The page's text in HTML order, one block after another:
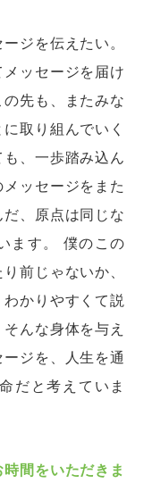
ジを伝えたい。
ッセージを届け
先も、またみな
取り組んでいく
、一歩踏み込ん
ッセージをまた
、原点は同じな
ます。 僕のこの
前じゃないか、
かりやすくて説
んな身体を与え
ジを、人生を通
だと考えていま
間をいただきま